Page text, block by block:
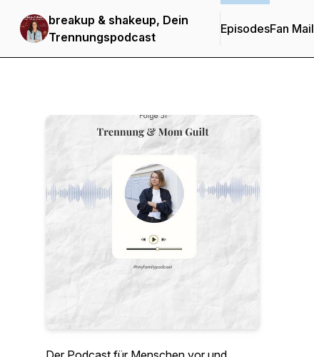
breakup & shakeup, Dein
Trennungspodcast
EpisodesFan Mail